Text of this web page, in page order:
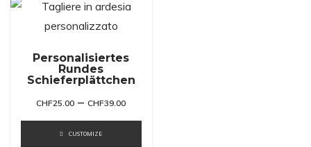
Personalisiertes
Rundes
Schieferplättchen
CHF25.00 –CHF39.00
CUSTOMIZE